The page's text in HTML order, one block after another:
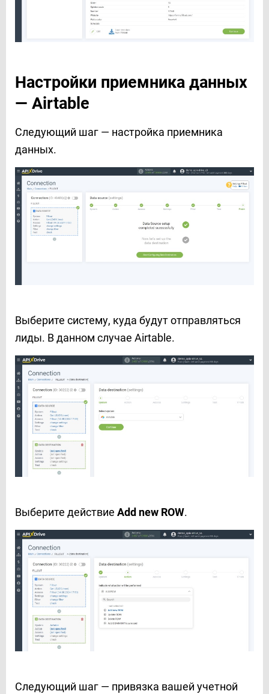
Настройки приемника данных
— Airtable
Следующий шаг — настройка приемника
данных.
Выберите систему, куда будут отправляться
лиды. В данном случае Airtable.
Выберите действие Add new ROW.
Следующий шаг — привязка вашей учетной